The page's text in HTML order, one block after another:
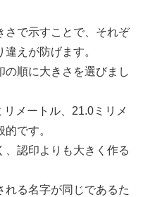
さで示すことで、それぞ
えが防げます。
の順に大きさを選びまし
メートル、21.0ミリメ
です。
、認印よりも大きく作る
れる名字が同じであるた